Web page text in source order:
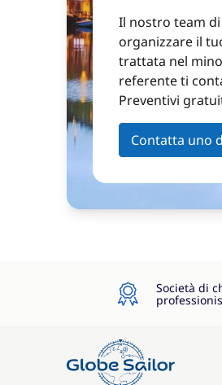
Il nostro team
organizzare il
trattata nel
referente ti
Preventivi
Contatta uno
Società di